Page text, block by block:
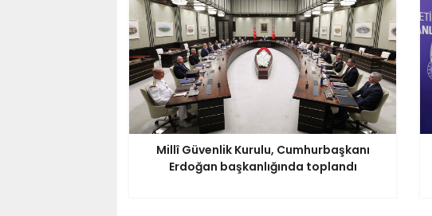
Millî Güvenlik Kurulu, Cumhurbaşkanı
Erdoğan başkanlığında toplandı